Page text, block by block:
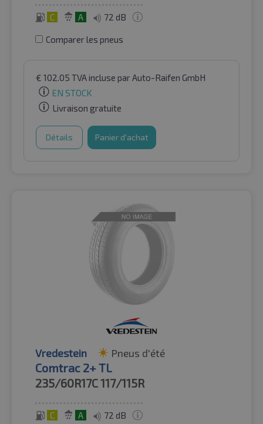
C A 72 dB
Comparer les pneus
€ 102.05 TVA incluse par Auto-Raifen GmbH
EN STOCK
Livraison gratuite
Détails Panier d'achat
Vredestein Pneus d'été
Comtrac 2+ TL
235/60R17C117/115R
C A 72 dB